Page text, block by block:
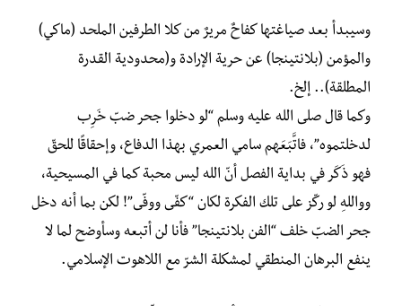
وسيبدأ بعد صياغتها كفاحٌ مريرٌ من كلا الطرفين الملحد (ماكي)
والمؤمن (بلانتينجا) عن حرية الإرادة و(محدودية القدرة
المطلقة).. إلخ.
وكما قال صلى الله عليه وسلم “لو دخلوا جحر ضبّ خَرِب
لدخلتموه”، فاتَّبَعَهم سامي العمري بهذا الدفاع، وإحقاقًا للحقّ
فهو ذَكَر في بداية الفصل أنّ الله ليس محبة كما في المسيحية،
وواللهِ لو ركّز على تلك الفكرة لكان “كفّى ووفّى”! لكن بما أنه دخل
جحر الضبّ خلف “الفن بلانتينجا” فأنا لن أتبعه وسأوضح لما لا
ينفع البرهان المنطقي لمشكلة الشرّ مع اللاهوت الإسلامي.